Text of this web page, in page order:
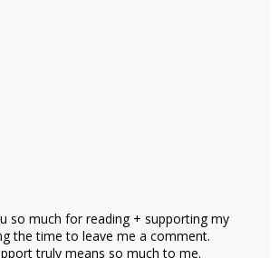
so much for reading + supporting my
the time to leave me a comment.
truly means so much to me.